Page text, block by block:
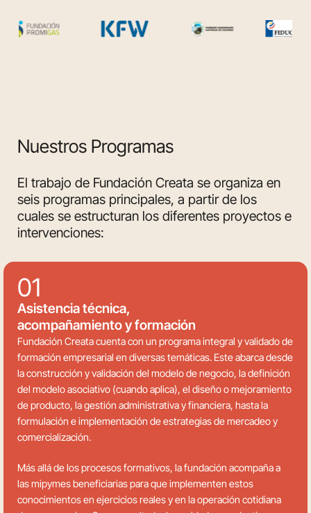
Nuestros Programas
El trabajo de Fundación Creata se organiza en
seis programas principales, a partir de los
cuales se estructuran los diferentes proyectos e
intervenciones:
01
Asistencia técnica,
acompañamiento y formación
Fundación Creata cuenta con un programa integral y validado de
formación empresarial en diversas temáticas. Este abarca desde
la construcción y validación del modelo de negocio, la definición
del modelo asociativo (cuando aplica), el diseño o mejoramiento
de producto, la gestión administrativa y financiera, hasta la
formulación e implementación de estrategias de mercadeo y
comercialización.
Más allá de los procesos formativos, la fundación acompaña a
las mipymes beneficiarias para que implementen estos
conocimientos en ejercicios reales y en la operación cotidiana